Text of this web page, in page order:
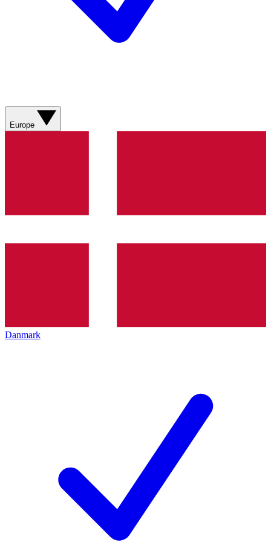
Europe
Danmark